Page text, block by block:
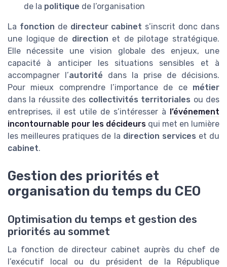
de la politique de l’organisation
La fonction de directeur cabinet s’inscrit donc dans
une logique de direction et de pilotage stratégique.
Elle nécessite une vision globale des enjeux, une
capacité à anticiper les situations sensibles et à
accompagner l’autorité dans la prise de décisions.
Pour mieux comprendre l’importance de ce métier
dans la réussite des collectivités territoriales ou des
entreprises, il est utile de s’intéresser à
l’événement
incontournable pour les décideurs qui met en lumière
les meilleures pratiques de la direction services et du
cabinet.
Gestion des priorités et
organisation du temps du CEO
Optimisation du temps et gestion des
priorités au sommet
La fonction de directeur cabinet auprès du chef de
l’exécutif local ou du président de la République